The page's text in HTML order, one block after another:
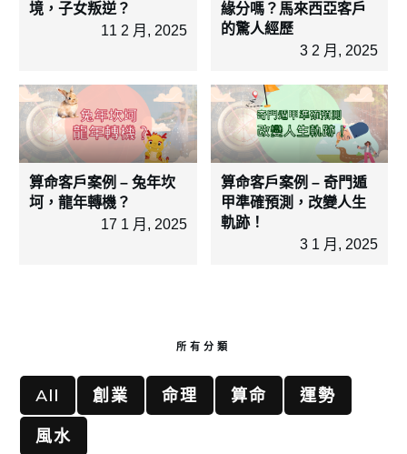
境，子女叛逆？
11 2 月, 2025
緣分嗎？馬來西亞客戶
的驚人經歷
3 2 月, 2025
算命客戶案例 – 兔年坎
坷，龍年轉機？
17 1 月, 2025
算命客戶案例 – 奇門遁
甲準確預測，改變人生
軌跡！
3 1 月, 2025
所有分類
All 創業 命理 算命
運勢
風水